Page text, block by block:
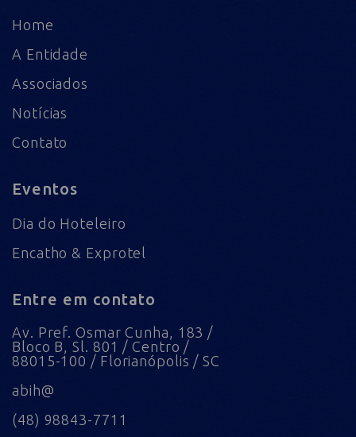
Home
A Entidade
Associados
Notícias
Contato
Eventos
Dia do Hoteleiro
Encatho & Exprotel
Entre em contato
Av. Pref. Osmar Cunha, 183 /
Bloco B, Sl. 801 / Centro /
88015-100 / Florianópolis / SC
abih@
(48) 98843-7711